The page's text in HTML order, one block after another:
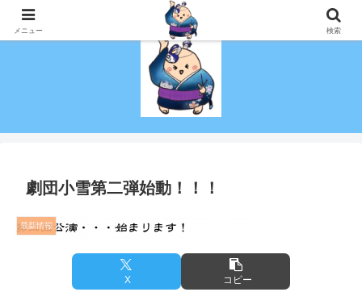
演技を趣味にしたい！初心者でも社会人でも演劇がしたい！を叶える劇団！
劇団小雪第二弾始動！！！
最新情報
X コピー
メニュー 検索